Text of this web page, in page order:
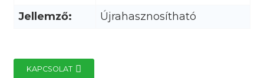
Jellemző: Újrahasznosítható
KAPCSOLAT